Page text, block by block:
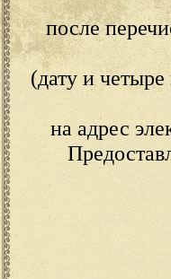
после
(дату и
на адрес